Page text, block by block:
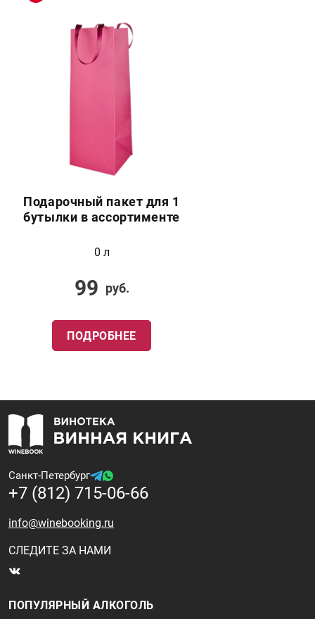
Подарочный пакет для 1
бутылки в ассортименте
0 л
99 руб.
ПОДРОБНЕЕ
Санкт-Петербург
+7 (812) 715-06-66
info@winebooking.ru
СЛЕДИТЕ ЗА НАМИ
ПОПУЛЯРНЫЙ АЛКОГОЛЬ